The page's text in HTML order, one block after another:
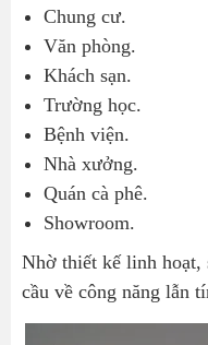
Chung cư.
Văn phòng.
Khách sạn.
Trường học.
Bệnh viện.
Nhà xưởng.
Quán cà phê.
Showroom.
Nhờ thiết kế linh hoạt,
cầu về công năng lẫn